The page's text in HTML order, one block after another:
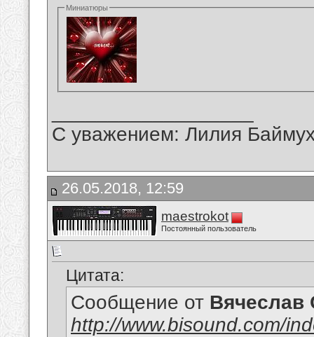
Миниатюры
С уважением: Лилия
26.05.2018, 12:59
maestrokot
Постоянный пользователь
Цитата:
Сообщение от Вячеслав
http://www.bisound.com/